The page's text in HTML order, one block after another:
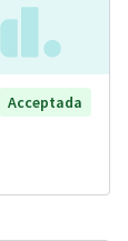
Acceptada